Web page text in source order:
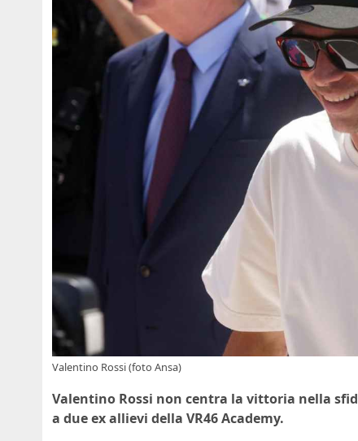
Valentino Rossi (foto Ansa)
Valentino Rossi non centra la vittoria nella
a due ex allievi della VR46 Academy.